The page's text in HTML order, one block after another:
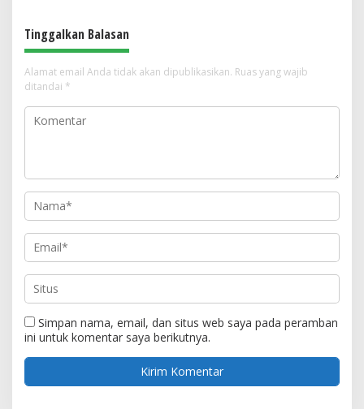
Tinggalkan Balasan
Alamat email Anda tidak akan dipublikasikan. Ruas yang wajib
ditandai *
Simpan nama, email, dan situs web saya pada peramban
ini untuk komentar saya berikutnya.